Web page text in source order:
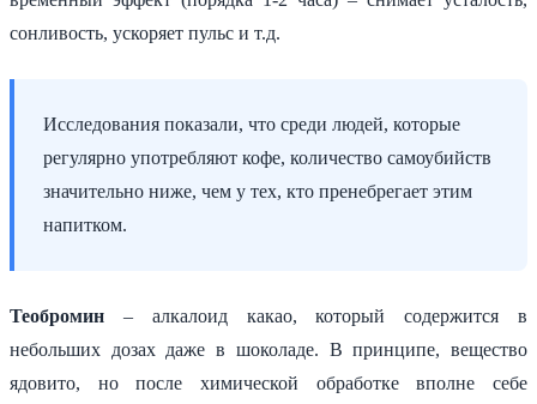
сонливость, ускоряет пульс и т.д.
Исследования показали, что среди людей, которые
регулярно употребляют кофе, количество самоубийств
значительно ниже, чем у тех, кто пренебрегает этим
напитком.
Теобромин – алкалоид какао, который содержится в
небольших дозах даже в шоколаде. В принципе, вещество
ядовито, но после химической обработке вполне себе